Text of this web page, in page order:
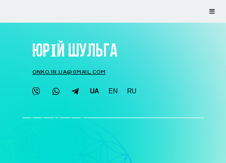
ЮРІЙ ШУЛЬГА
ONKO.IN.UA@GMAIL.COM
UA EN RU